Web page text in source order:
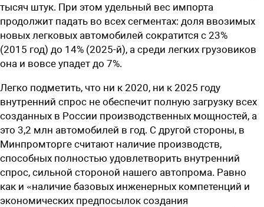
тысяч штук. При этом удельный вес импорта
продолжит падать во всех сегментах: доля ввозимых
новых легковых автомобилей сократится с ­23%
(2015 год) до 14% ­(2025-й), а среди легких грузовиков
она и вовсе упадет до ­7%.
Легко подметить, что ни к 2020, ни к 2025 году
внутренний спрос не обеспечит полную загрузку всех
созданных в России производственных мощностей, а
это 3,2 млн автомобилей в год. С другой стороны, в
Минпромторге считают наличие производств,
способных полностью удовлетворить внутренний
спрос, сильной стороной нашего автопрома. Равно
как и «наличие базовых инженерных компетенций и
экономических предпосылок создания